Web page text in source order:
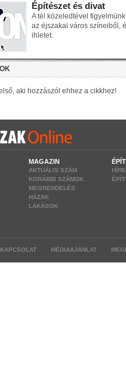
Építészet és divat
A tél közeledtével
az éjszakai város színeiből,
ihletet.
MAGAZIN
AKTUÁLIS SZÁM
KORÁBBI SZÁMOK
MEGRENDELÉS
HÁZAK
LAKÁSOK
KAPCSOLAT MÉDIAAJÁNLAT